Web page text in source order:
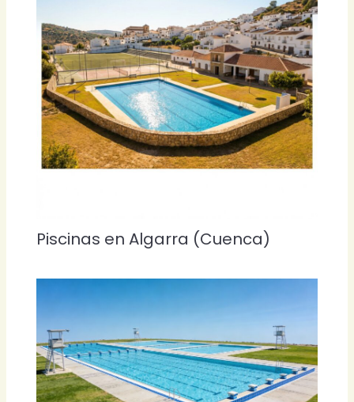
Piscinas en Algarra (Cuenca)